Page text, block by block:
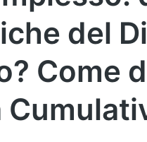
del
Come